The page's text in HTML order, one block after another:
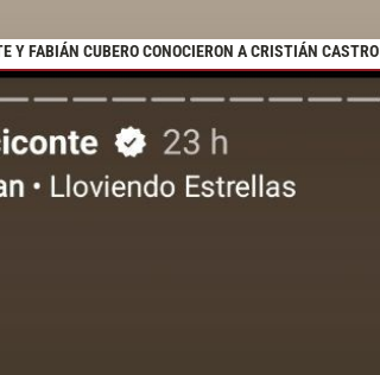
Y FABIÁN CUBERO CONOCIERON A CRISTIÁN CASTRO